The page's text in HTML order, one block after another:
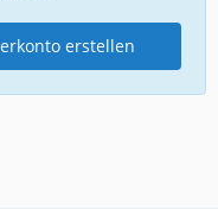
erstellen